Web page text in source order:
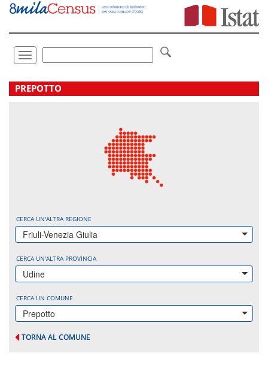
Vai
direttamente
Toggle
navigation
.
PREPOTTO
CERCA UN'ALTRA REGIONE
Friuli-Venezia Giulia
CERCA UN'ALTRA PROVINCIA
Udine
CERCA UN COMUNE
Prepotto
TORNA AL COMUNE